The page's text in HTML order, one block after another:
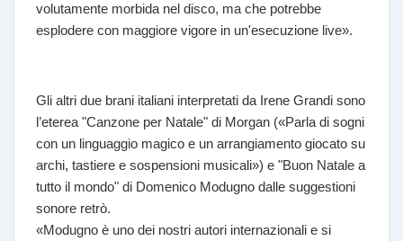
volutamente morbida nel disco, ma che potrebbe
esplodere con maggiore vigore in un'esecuzione live».
Gli altri due brani italiani interpretati da Irene Grandi sono
l’eterea "Canzone per Natale" di Morgan («Parla di sogni
con un linguaggio magico e un arrangiamento giocato su
archi, tastiere e sospensioni musicali») e "Buon Natale a
tutto il mondo" di Domenico Modugno dalle suggestioni
sonore retrò.
«Modugno è uno dei nostri autori internazionali e si